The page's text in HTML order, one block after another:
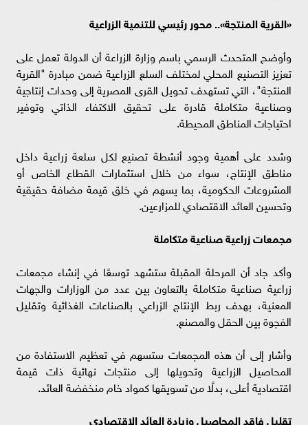
«القرية المنتجة».. محور رئيسي للتنمية الزراعية
وأوضح المتحدث الرسمي باسم وزارة الزراعة أن الدولة تعمل على
تعزيز التصنيع المحلي لمختلف السلع الزراعية ضمن مبادرة "القرية
المنتجة"، التي تستهدف تحويل القرى المصرية إلى وحدات إنتاجية
وصناعية متكاملة قادرة على تحقيق الاكتفاء الذاتي وتوفير
احتياجات المناطق المحيطة.
وشدد على أهمية وجود أنشطة تصنيع لكل سلعة زراعية داخل
مناطق الإنتاج، سواء من خلال استثمارات القطاع الخاص أو
المشروعات الحكومية، بما يسهم في خلق قيمة مضافة حقيقية
وتحسين العائد الاقتصادي للمزارعين.
مجمعات زراعية صناعية متكاملة
وأكد جاد أن المرحلة المقبلة ستشهد توسعًا في إنشاء مجمعات
زراعية صناعية متكاملة بالتعاون بين عدد من الوزارات والجهات
المعنية، بهدف ربط الإنتاج الزراعي بالصناعات الغذائية وتقليل
الفجوة بين الحقل والمصنع.
وأشار إلى أن هذه المجمعات ستسهم في تعظيم الاستفادة من
المحاصيل الزراعية وتحويلها إلى منتجات نهائية ذات قيمة
اقتصادية أعلى، بدلًا من تسويقها كمواد خام منخفضة العائد.
تقليل فاقد المحاصيل وزيادة العائد الاقتصادي